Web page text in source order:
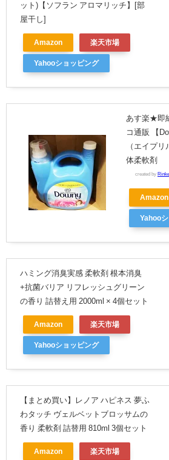
ット)【ソフラン アロマリッチ】[部
屋干し]
Amazon 楽天市場
Yahooショッピング
あす楽★即
コ通販 【
（エイプ
体柔軟剤
created by
Amazon
Yahoo
ハミング消臭実感 柔軟剤 根本消臭
+抗菌バリア リフレッシュグリーン
の香り 詰替え用 2000ml × 4個セット
Amazon 楽天市場
Yahooショッピング
【まとめ買い】レノア ハピネス 夢ふ
わタッチ ヴェルベットブロッサムの
香り 柔軟剤 詰替用 810ml 3個セット
Amazon 楽天市場